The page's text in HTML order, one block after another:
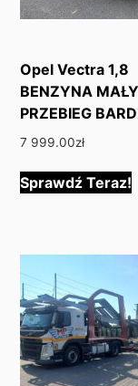
Opel Vectra 1,8
BENZYNA MAŁY
PRZEBIEG
7 999.00zł
Sprawdź Teraz!